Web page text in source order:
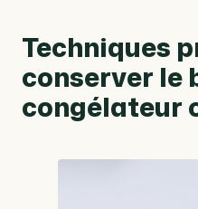
Techniques
conserver le
congélateur